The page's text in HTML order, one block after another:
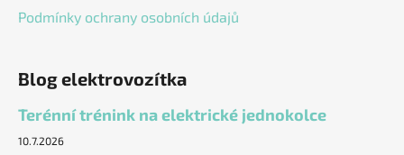
Podmínky ochrany osobních údajů
Blog elektrovozítka
Terénní trénink na elektrické jednokolce
10.7.2026